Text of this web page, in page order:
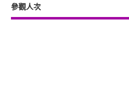
參觀人次